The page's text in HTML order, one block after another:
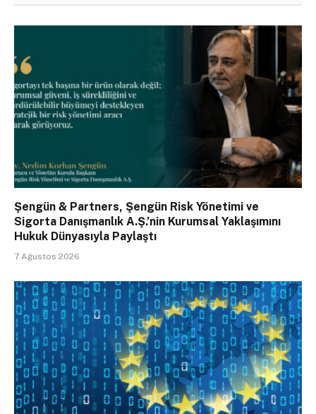
Şengün & Partners, Şengün Risk Yönetimi ve
Sigorta Danışmanlık A.Ş.’nin Kurumsal Yaklaşımını
Hukuk Dünyasıyla Paylaştı
7 Ağustos 2026